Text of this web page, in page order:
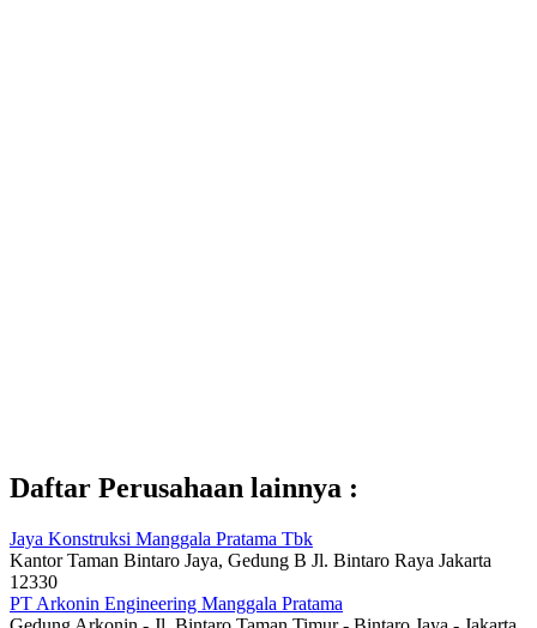
Daftar Perusahaan lainnya :
Jaya Konstruksi Manggala Pratama Tbk
Kantor Taman Bintaro Jaya, Gedung B Jl. Bintaro Raya Jakarta
12330
PT Arkonin Engineering Manggala Pratama